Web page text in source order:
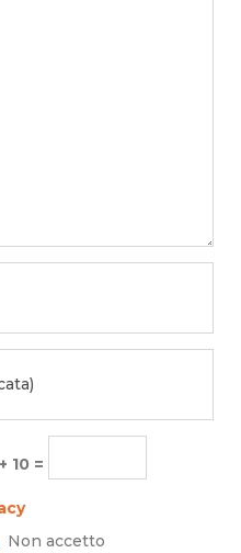
10 =
Non accetto